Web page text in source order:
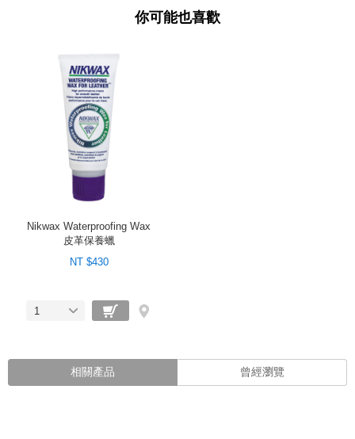
你可能也喜歡
Nikwax Waterproofing Wax
皮革保養蠟
NT $430
1
相關產品 曾經瀏覽